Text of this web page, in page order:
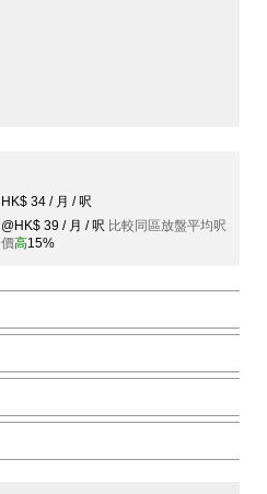
HK$ 34 / 月 / 呎
@HK$ 39 / 月 / 呎 比較同區放盤平均呎
價高15%